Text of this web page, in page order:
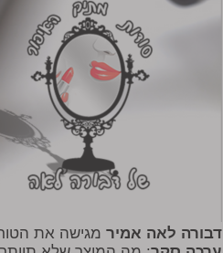
דבורה לאה אמיר מגישה את